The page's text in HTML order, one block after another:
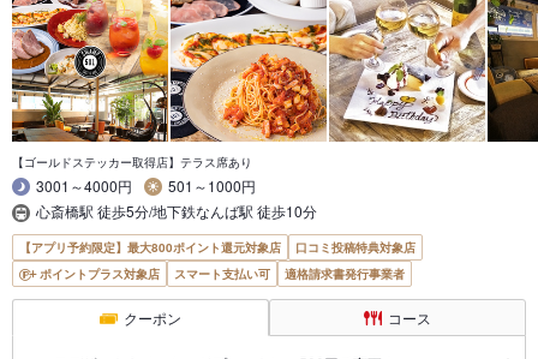
【ゴールドステッカー取得店】テラス席あり
3001～4000円
501～1000円
心斎橋駅 徒歩5分/地下鉄なんば駅 徒歩10分
【アプリ予約限定】最大800ポイント還元対象店
口コミ投稿特典対象店
ポイントプラス対象店
スマート支払い可 適格請求書発行事業者
クーポン コース